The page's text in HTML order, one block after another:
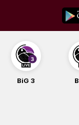
content
BiG 4